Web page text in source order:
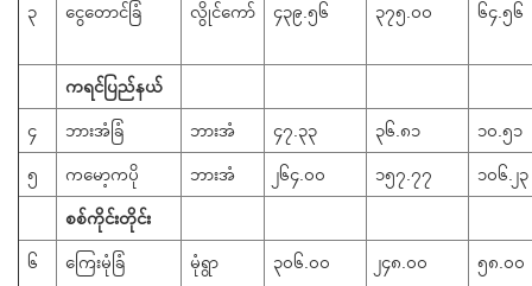
၃ ​ငွေတောင်ခြံ လွိုင်ကော် ၄၃၉.၅၆ ၃၇၅.၀၀ ၆၄.၅၆
ကရင်ပြည်နယ်
၄ ဘားအံခြံ ဘားအံ ၄၇.၃၃ ၃၆.၈၁ ၁၀.၅၁
၅ ကမော့ကပို ဘားအံ ၂၆၄.၀၀ ၁၅၇.၇၇ ၁၀၆.၂၃
စစ်ကိုင်းတိုင်း
၆ ​ကြေးမုံခြံ မုံရွာ ၃၀၆.၀၀ ၂၄၈.၀၀ ၅၈.၀၀